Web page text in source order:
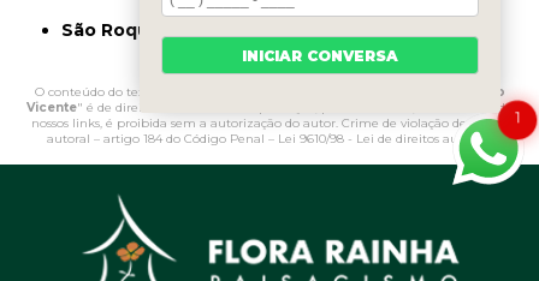
São Roque
O conteúdo do texto "
Onde Vende Pedras Decorativas para Jardim São
Vicente" é de direito reservado. Sua reprodução, parcial ou total, mesmo citando
nossos links, é proibida sem a autorização do autor. Crime de violação de direito
autoral – artigo 184 do Código Penal – Lei 9610/98 - Lei de direitos autorais
1
INICIAR CONVERSA